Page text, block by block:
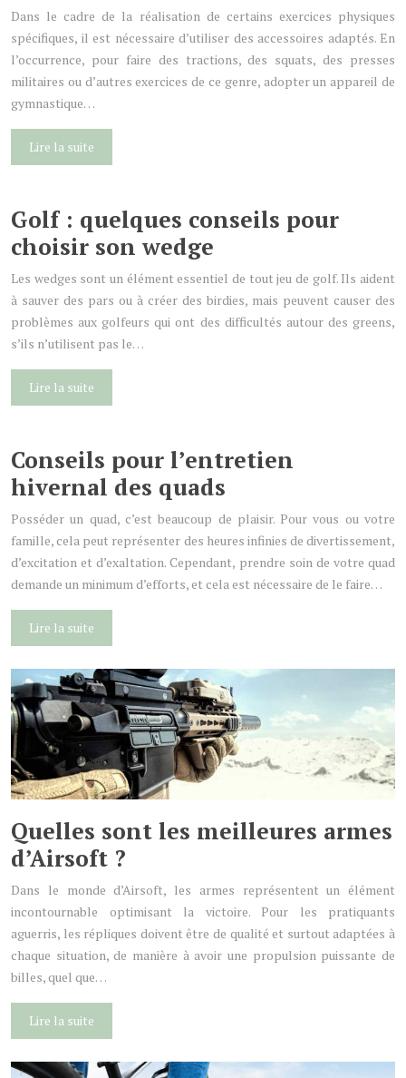
Dans le cadre de la réalisation de certains exercices physiques
spécifiques, il est nécessaire d’utiliser des accessoires adaptés. En
l’occurrence, pour faire des tractions, des squats, des presses
militaires ou d’autres exercices de ce genre, adopter un appareil de
gymnastique…
Lire la suite
Golf : quelques conseils pour
choisir son wedge
Les wedges sont un élément essentiel de tout jeu de golf. Ils aident
à sauver des pars ou à créer des birdies, mais peuvent causer des
problèmes aux golfeurs qui ont des difficultés autour des greens,
s’ils n’utilisent pas le…
Lire la suite
Conseils pour l’entretien
hivernal des quads
Posséder un quad, c’est beaucoup de plaisir. Pour vous ou votre
famille, cela peut représenter des heures infinies de divertissement,
d’excitation et d’exaltation. Cependant, prendre soin de votre quad
demande un minimum d’efforts, et cela est nécessaire de le faire…
Lire la suite
Quelles sont les meilleures armes
d’Airsoft ?
Dans le monde d’Airsoft, les armes représentent un élément
incontournable optimisant la victoire. Pour les pratiquants
aguerris, les répliques doivent être de qualité et surtout adaptées à
chaque situation, de manière à avoir une propulsion puissante de
billes, quel que…
Lire la suite